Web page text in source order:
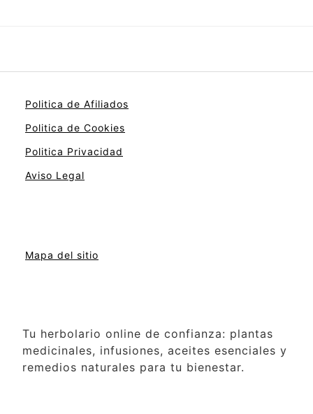
Politica de Afiliados
Politica de Cookies
Politica Privacidad
Aviso Legal
Mapa del sitio
Tu herbolario online de confianza: plantas
medicinales, infusiones, aceites esenciales y
remedios naturales para tu bienestar.